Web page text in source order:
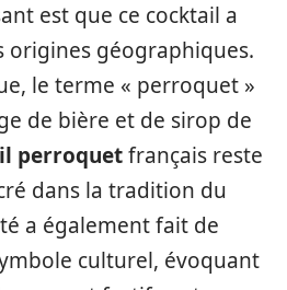
est que ce cocktail a
origines géographiques.
le terme « perroquet »
de bière et de sirop de
perroquetfrançais reste
dans la tradition du
a également fait de
culturel, évoquant